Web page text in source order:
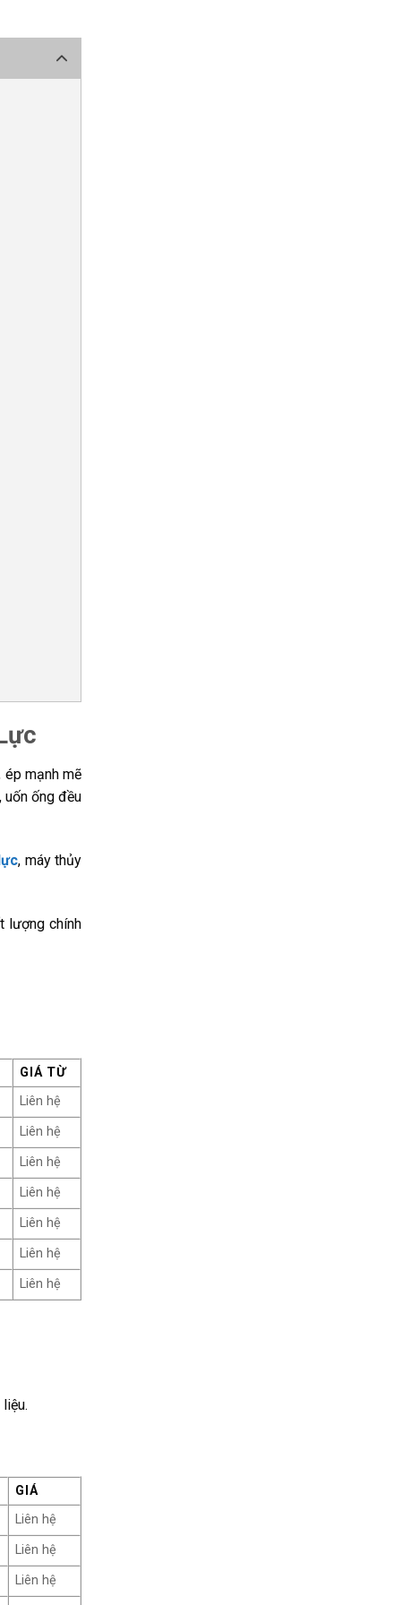
mạnh mẽ
ống đều
, máy thủy
lượng chính
GIÁ TỪ
Liên hệ
Liên hệ
Liên hệ
Liên hệ
Liên hệ
Liên hệ
Liên hệ
GIÁ
Liên hệ
Liên hệ
Liên hệ